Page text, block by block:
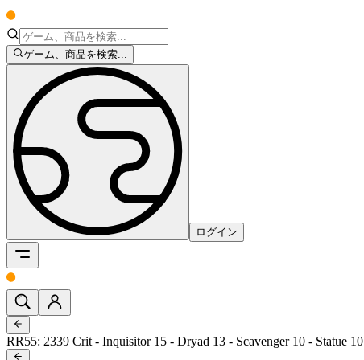
ゲーム、商品を検索...
ログイン
RR55: 2339 Crit - Inquisitor 15 - Dryad 13 - Scavenger 10 - Statue 10